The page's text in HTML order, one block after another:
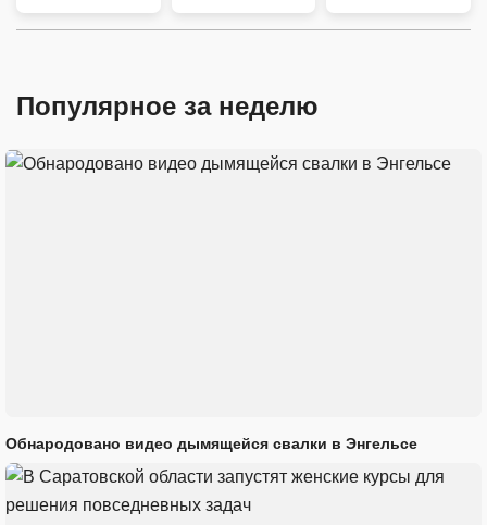
Популярное за неделю
Обнародовано видео дымящейся свалки в Энгельсе